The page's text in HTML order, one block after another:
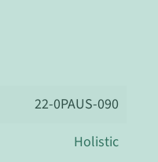
22-0PAUS-090
Holistic